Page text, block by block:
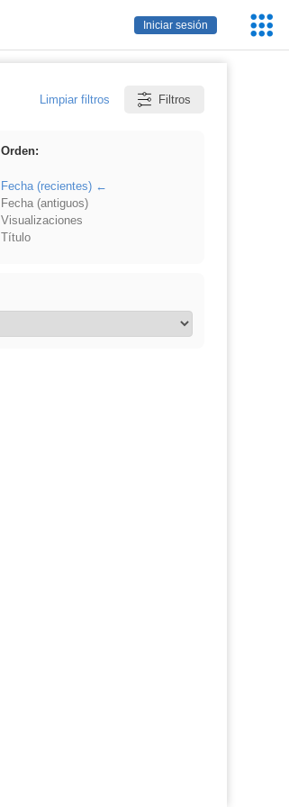
Iniciar sesión
Limpiar filtros Filtros
Orden:
Fecha (recientes)
Fecha (antiguos)
Visualizaciones
Título